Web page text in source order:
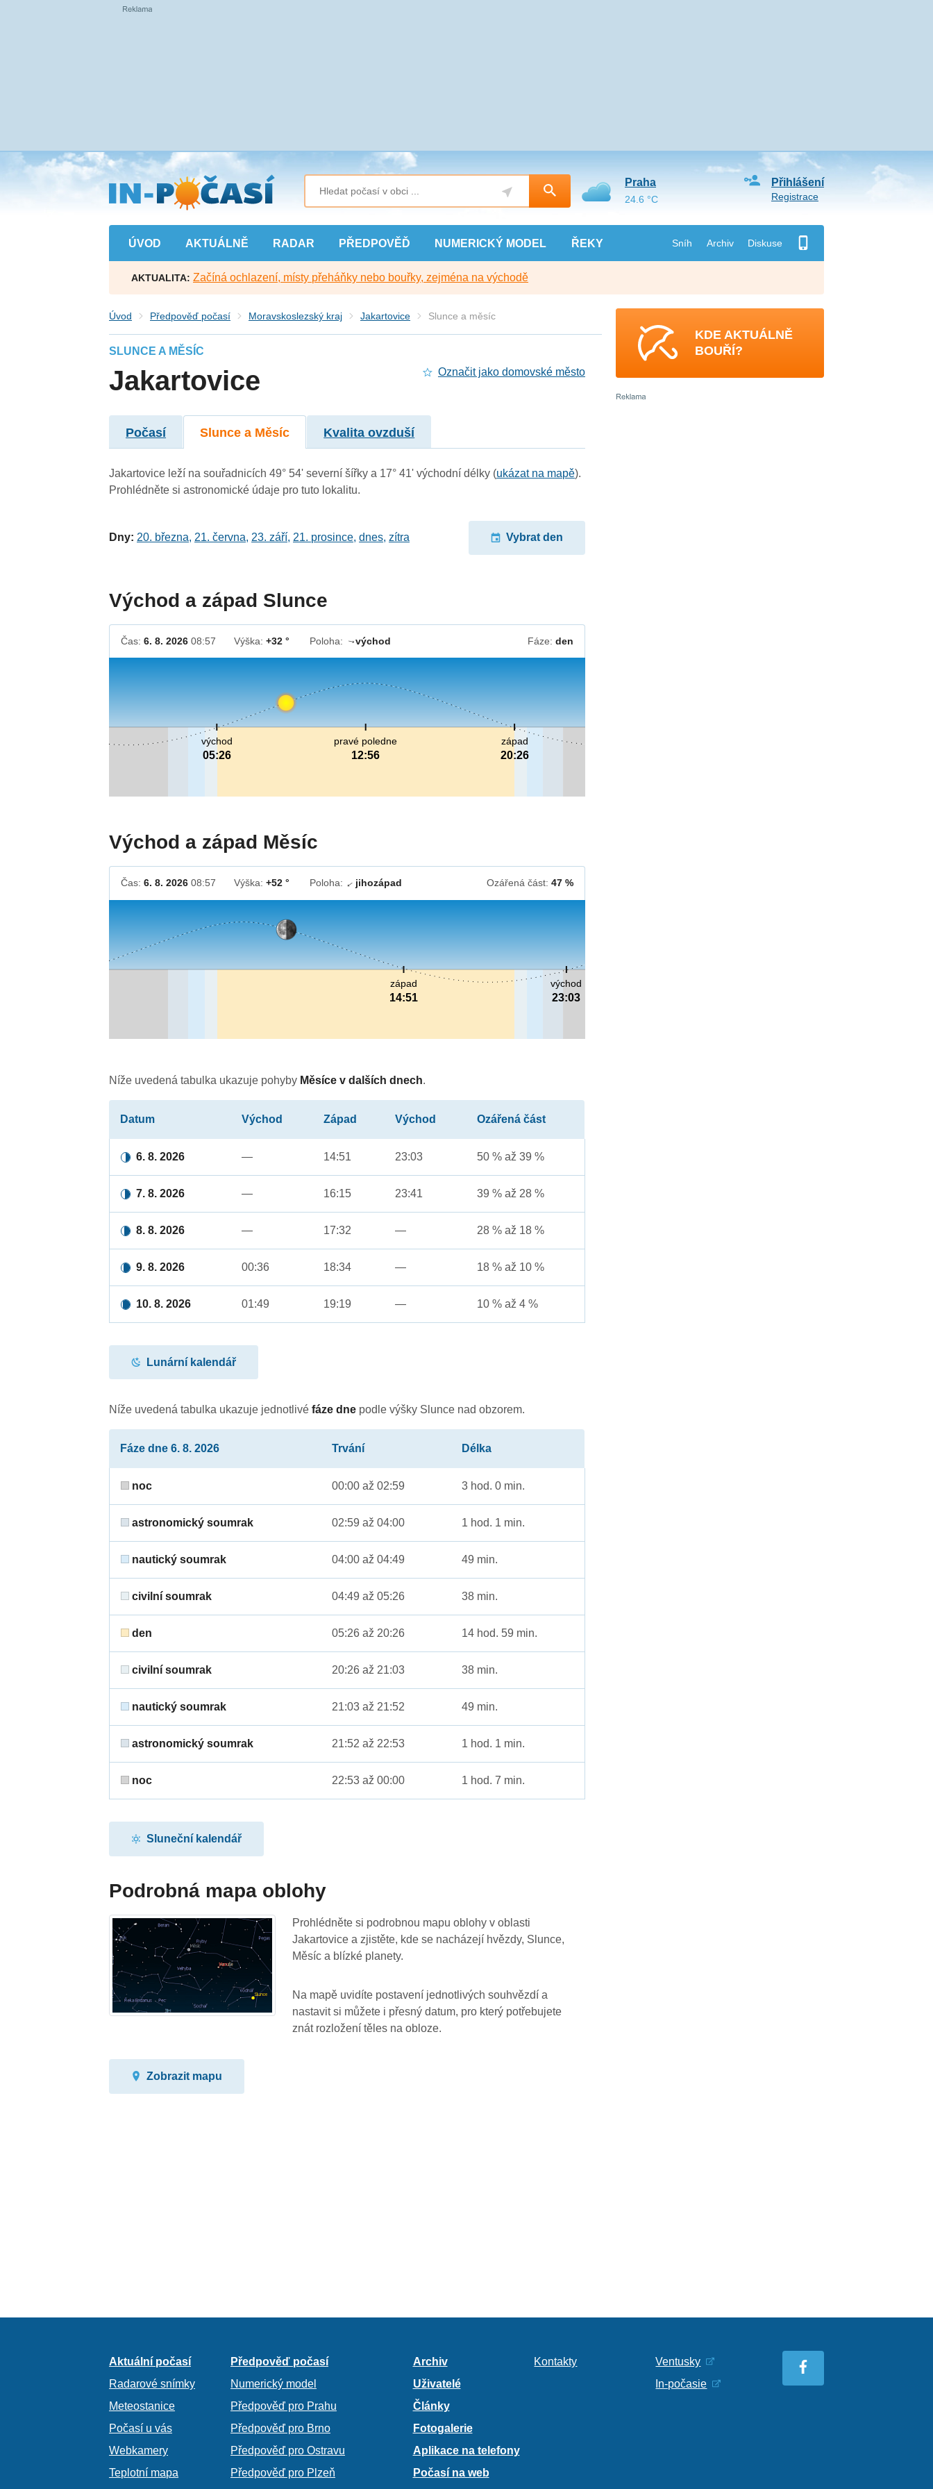
Přejít
na
hlavní
obsah
ÚVOD AKTUÁLNĚ RADAR PŘEDPOVĚĎ NUMERICKÝ MODEL ŘEKY Sníh Archiv Diskuse
Přihlášení
Registrace
Praha
24.6 °C
AKTUALITA: Začíná ochlazení, místy přeháňky nebo bouřky, zejména na východě
Úvod Předpověď počasí Moravskoslezský kraj Jakartovice Slunce a měsíc
SLUNCE A MĚSÍC
Jakartovice Označit jako domovské město
Počasí Slunce a Měsíc Kvalita ovzduší
Jakartovice leží na souřadnicích 49° 54' severní šířky a 17° 41' východní délky (ukázat na mapě).
Prohlédněte si astronomické údaje pro tuto lokalitu.
Dny: 20. března, 21. června, 23. září, 21. prosince,dnes,zítra Vybrat den
Východ a západ Slunce
Čas:6. 8. 2026 08:57 Výška:+32 ° Poloha: ↓východ Fáze: den
pravé poledne
12:56
východ
05:26
západ
20:26
Východ a západ Měsíc
Čas:6. 8. 2026 08:57 Výška:+52 ° Poloha: ↓jihozápad Ozářená část: 47 %
východ
23:03
západ
14:51
Níže uvedená tabulka ukazuje pohyby Měsíce v dalších dnech.
Datum Východ Západ Východ Ozářená část
6. 8. 2026 — 14:51 23:03 50 % až 39 %
7. 8. 2026 — 16:15 23:41 39 % až 28 %
8. 8. 2026 — 17:32 — 28 % až 18 %
9. 8. 2026 00:36 18:34 — 18 % až 10 %
10. 8. 2026 01:49 19:19 — 10 % až 4 %
Lunární kalendář
Níže uvedená tabulka ukazuje jednotlivéfáze dne podle výšky Slunce nad obzorem.
Fáze dne 6. 8. 2026 Trvání Délka
noc 00:00 až 02:59 3 hod. 0 min.
astronomický soumrak 02:59 až 04:00 1 hod. 1 min.
nautický soumrak 04:00 až 04:49 49 min.
civilní soumrak 04:49 až 05:26 38 min.
den 05:26 až 20:26 14 hod. 59 min.
civilní soumrak 20:26 až 21:03 38 min.
nautický soumrak 21:03 až 21:52 49 min.
astronomický soumrak 21:52 až 22:53 1 hod. 1 min.
noc 22:53 až 00:00 1 hod. 7 min.
Sluneční kalendář
Podrobná mapa oblohy
Prohlédněte si podrobnou mapu oblohy v oblasti
Jakartovice a zjistěte, kde se nacházejí hvězdy, Slunce,
Měsíc a blízké planety.
Na mapě uvidíte postavení jednotlivých souhvězdí a
nastavit si můžete i přesný datum, pro který potřebujete
znát rozložení těles na obloze.
Zobrazit mapu
KDE AKTUÁLNĚ
BOUŘÍ?
Aktuální počasí
Radarové snímky
Meteostanice
Počasí u vás
Webkamery
Teplotní mapa
Předpověď počasí
Numerický model
Předpověď pro Prahu
Předpověď pro Brno
Předpověď pro Ostravu
Předpověď pro Plzeň
Archiv
Uživatelé
Články
Fotogalerie
Aplikace na telefony
Počasí na web
Kontakty
Ventusky
In-počasie